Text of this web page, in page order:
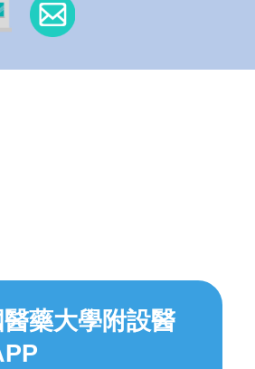
藥大學附設醫